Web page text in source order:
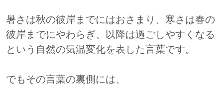
暑さは秋の彼岸までにはおさまり、寒さは春の
彼岸までにやわらぎ、以降は過ごしやすくなる
という自然の気温変化を表した言葉です。
でもその言葉の裏側には、